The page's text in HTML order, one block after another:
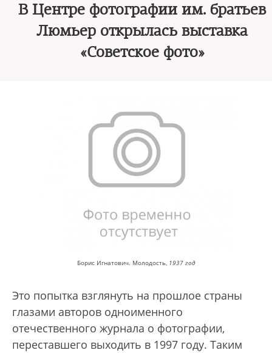
В Центре фотографии им. братьев
Люмьер открылась выставка
«Советское фото»
Борис Игнатович. Молодость,1937 год
Это попытка взглянуть на прошлое страны
глазами авторов одноименного
отечественного журнала о фотографии,
переставшего выходить в 1997 году. Таким